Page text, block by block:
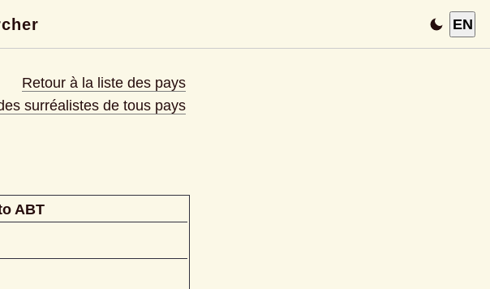
EN
Retour à la liste des pays
surréalistes de tous pays
ABT